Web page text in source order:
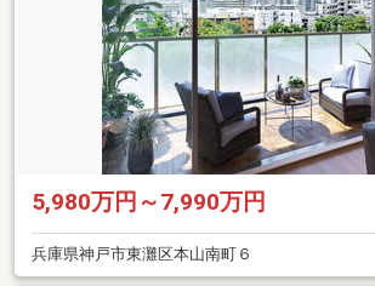
5,980万円～7,990万円
兵庫県神戸市東灘区本山南町６